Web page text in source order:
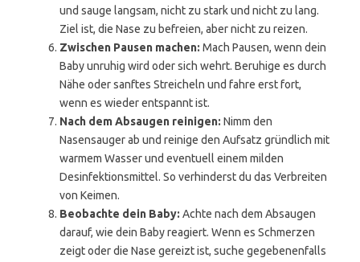
und sauge langsam, nicht zu stark und nicht zu lang.
Ziel ist, die Nase zu befreien, aber nicht zu reizen.
Zwischen Pausen machen: Mach Pausen, wenn dein
Baby unruhig wird oder sich wehrt. Beruhige es durch
Nähe oder sanftes Streicheln und fahre erst fort,
wenn es wieder entspannt ist.
Nach dem Absaugen reinigen: Nimm den
Nasensauger ab und reinige den Aufsatz gründlich mit
warmem Wasser und eventuell einem milden
Desinfektionsmittel. So verhinderst du das Verbreiten
von Keimen.
Beobachte dein Baby: Achte nach dem Absaugen
darauf, wie dein Baby reagiert. Wenn es Schmerzen
zeigt oder die Nase gereizt ist, suche gegebenenfalls